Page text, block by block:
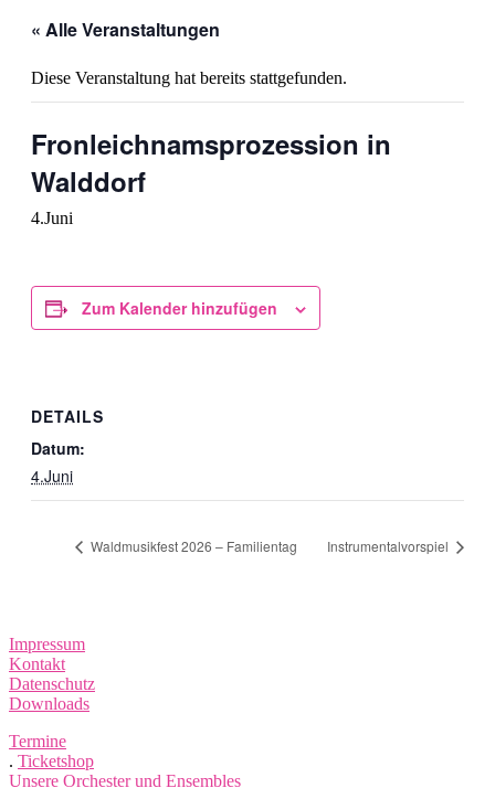
« Alle Veranstaltungen
Diese Veranstaltung hat bereits stattgefunden.
Fronleichnamsprozession in
Walddorf
4.Juni
Zum Kalender hinzufügen
DETAILS
Datum:
4.Juni
Waldmusikfest 2026 – Familientag Instrumentalvorspiel
Impressum
Kontakt
Datenschutz
Downloads
Termine
. Ticketshop
Unsere Orchester und Ensembles